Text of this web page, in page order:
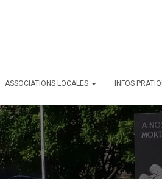
ASSOCIATIONS LOCALES INFOS